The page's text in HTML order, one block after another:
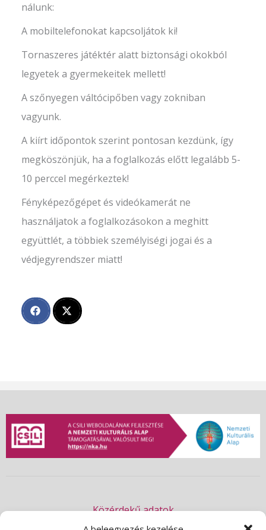
nálunk:
A mobiltelefonokat kapcsoljátok ki!
Tornaszeres játéktér alatt biztonsági okokból
legyetek a gyermekeitek mellett!
A szőnyegen váltócipőben vagy zokniban
vagyunk.
A kiírt időpontok szerint pontosan kezdünk, így
megköszönjük, ha a foglalkozás előtt legalább 5-
10 perccel megérkeztek!
Fényképezőgépet és videókamerát ne
használjatok a foglalkozásokon a meghitt
együttlét, a többiek személyiségi jogai és a
védjegyrendszer miatt!
Közérdekű adatok